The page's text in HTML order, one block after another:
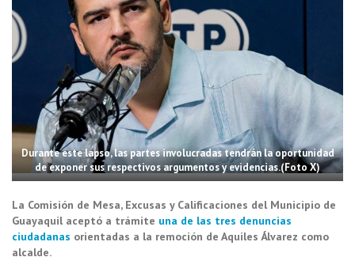
Durante este lapso, las partes involucradas tendrán la oportunidad
de exponer sus respectivos argumentos y evidencias.(Foto X)
La Comisión de Mesa, Excusas y Calificaciones del Municipio de
Guayaquil aceptó a trámite una de las tres denuncias
ciudadanas orientadas a la remoción de Aquiles Álvarez como
alcalde.